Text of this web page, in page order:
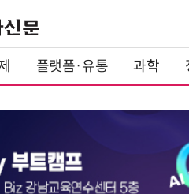
플랫폼·유통 과학